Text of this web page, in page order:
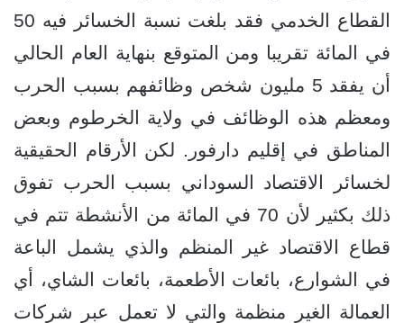
القطاع الخدمي فقد بلغت نسبة الخسائر فيه 50
في المائة تقريبا ومن المتوقع بنهاية العام الحالي
أن يفقد 5 مليون شخص وظائفهم بسبب الحرب
ومعظم هذه الوظائف في ولاية الخرطوم وبعض
المناطق في إقليم دارفور. لكن الأرقام الحقيقية
لخسائر الاقتصاد السوداني بسبب الحرب تفوق
ذلك بكثير لأن 70 في المائة من الأنشطة تتم في
قطاع الاقتصاد غير المنظم والذي يشمل الباعة
في الشوارع، بائعات الأطعمة، بائعات الشاي، أي
العمالة الغير منظمة والتي لا تعمل عبر شركات